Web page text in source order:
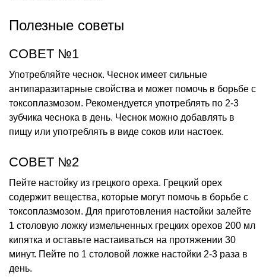
Полезные советы
СОВЕТ №1
Употребляйте чеснок. Чеснок имеет сильные
антипаразитарные свойства и может помочь в борьбе с
токсоплазмозом. Рекомендуется употреблять по 2-3
зубчика чеснока в день. Чеснок можно добавлять в
пищу или употреблять в виде соков или настоек.
СОВЕТ №2
Пейте настойку из грецкого ореха. Грецкий орех
содержит вещества, которые могут помочь в борьбе с
токсоплазмозом. Для приготовления настойки залейте
1 столовую ложку измельченных грецких орехов 200 мл
кипятка и оставьте настаиваться на протяжении 30
минут. Пейте по 1 столовой ложке настойки 2-3 раза в
день.